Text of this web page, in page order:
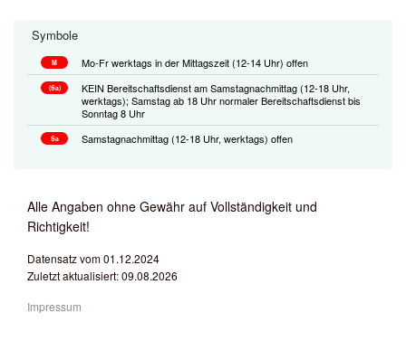
Symbole
M Mo-Fr werktags in der Mittagszeit (12-14 Uhr) offen
(Sa)
KEIN Bereitschaftsdienst am Samstagnachmittag (12-18 Uhr,
werktags); Samstag ab 18 Uhr normaler Bereitschaftsdienst bis
Sonntag 8 Uhr
Sa Samstagnachmittag (12-18 Uhr, werktags) offen
Alle Angaben ohne Gewähr auf Vollständigkeit und
Richtigkeit!
Datensatz vom 01.12.2024
Zuletzt aktualisiert: 09.08.2026
Impressum